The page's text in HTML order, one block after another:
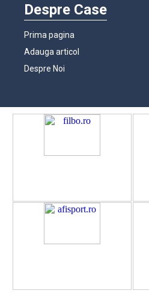
Despre Case
Prima pagina
Adauga articol
Despre Noi